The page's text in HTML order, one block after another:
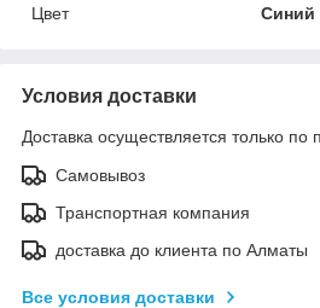
Цвет
Синий
Условия доставки
Доставка осуществляется только по
Самовывоз
Транспортная компания
доставка до клиента по Алматы
Все условия доставки